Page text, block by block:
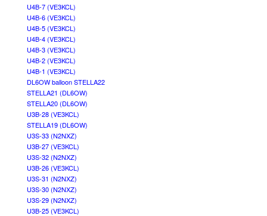
U4B-7 (VE3KCL)
U4B-6 (VE3KCL)
U4B-5 (VE3KCL)
U4B-4 (VE3KCL)
U4B-3 (VE3KCL)
U4B-2 (VE3KCL)
U4B-1 (VE3KCL)
DL6OW balloon STELLA22
STELLA21 (DL6OW)
STELLA20 (DL6OW)
U3B-28 (VE3KCL)
STELLA19 (DL6OW)
U3S-33 (N2NXZ)
U3B-27 (VE3KCL)
U3S-32 (N2NXZ)
U3B-26 (VE3KCL)
U3S-31 (N2NXZ)
U3S-30 (N2NXZ)
U3S-29 (N2NXZ)
U3B-25 (VE3KCL)